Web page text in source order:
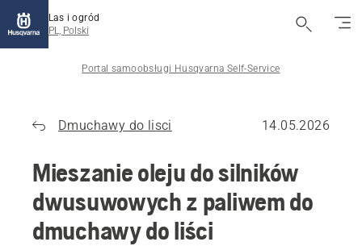
Las i ogród
PL, Polski
Portal samoobsługi Husqvarna Self-Service
Dmuchawy do lisci 14.05.2026
Mieszanie oleju do silników
dwusuwowych z paliwem do
dmuchawy do liści